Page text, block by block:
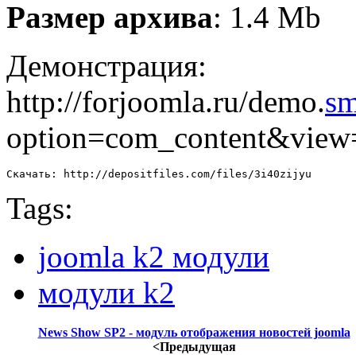
Размер архива: 1.4 Mb
Демонстрация:
http://forjoomla.ru/demo.
Скачать: http://depositfiles.com/files/3i40zijyu
Tags:
joomla k2 модули
модули k2
News Show SP2 - модуль отображения новостей joomla
<Предыдущая